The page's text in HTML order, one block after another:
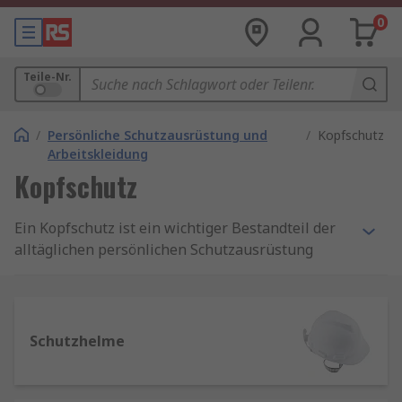
0
Teile-Nr.
/ Persönliche Schutzausrüstung und
Arbeitskleidung
/ Kopfschutz
Kopfschutz
Ein Kopfschutz ist ein wichtiger Bestandteil der
alltäglichen persönlichen Schutzausrüstung
Sicherheitshelme, Schutzbrillen und Bindemittel-
Kits zum Schutz der Person, die man trägt oder
Schutzhelme